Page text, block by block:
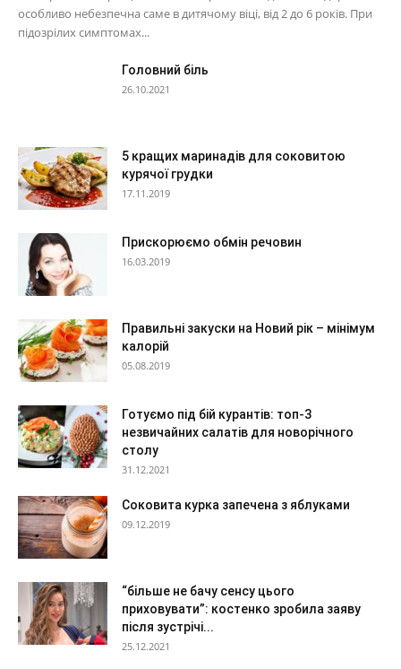
особливо небезпечна саме в дитячому віці, від 2 до 6 років. При
підозрілих симптомах...
Головний біль
26.10.2021
5 кращих маринадів для соковитою
курячої грудки
17.11.2019
Прискорюємо обмін речовин
16.03.2019
Правильні закуски на Новий рік – мінімум
калорій
05.08.2019
Готуємо під бій курантів: топ-3
незвичайних салатів для новорічного
столу
31.12.2021
Соковита курка запечена з яблуками
09.12.2019
“більше не бачу сенсу цього
приховувати”: костенко зробила заяву
після зустрічі...
25.12.2021